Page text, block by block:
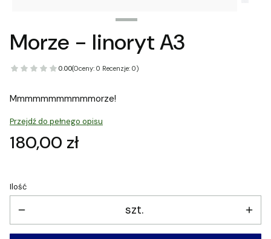
Morze - linoryt A3
0.00(Oceny: 0 Recenzje: 0)
Mmmmmmmmmmmorze!
Przejdź do pełnego opisu
Cena
180,00 zł
Ilość
szt.